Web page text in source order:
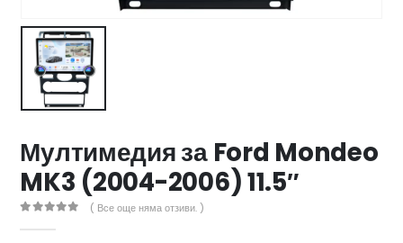
Мултимедия за Ford Mondeo
MK3 (2004-2006) 11.5″
( Все още няма отзиви. )